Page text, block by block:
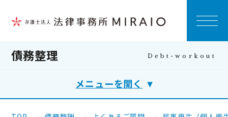
債務整理
メニューを開く